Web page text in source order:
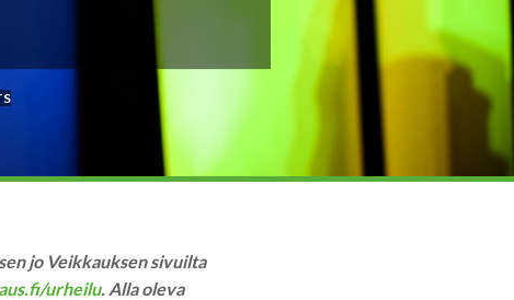
jo Veikkauksen sivuilta
urheilu. Alla oleva